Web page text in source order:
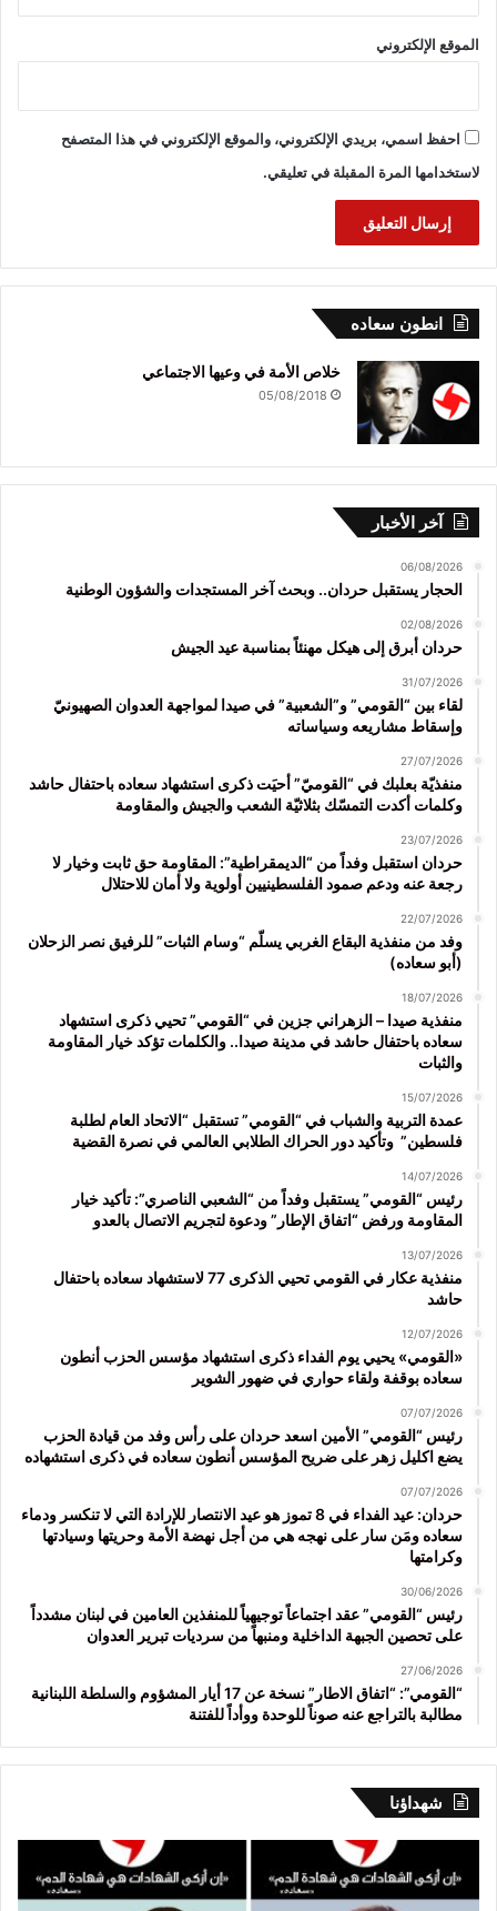
الموقع الإلكتروني
احفظ اسمي، بريدي الإلكتروني، والموقع الإلكتروني في هذا المتصفح
لاستخدامها المرة المقبلة في تعليقي.
انطون سعاده
خلاص الأمة في وعيها الاجتماعي
05/08/2018
آخر الأخبار
06/08/2026
الحجار يستقبل حردان.. وبحث آخر المستجدات والشؤون الوطنية
02/08/2026
حردان أبرق إلى هيكل مهنئاً بمناسبة عيد الجيش
31/07/2026
لقاء بين “القومي” و”الشعبية” في صيدا لمواجهة العدوان الصهيونيّ
وإسقاط مشاريعه وسياساته
27/07/2026
منفذيّة بعلبك في “القوميّ” أحيَت ذكرى استشهاد سعاده باحتفال حاشد
وكلمات أكدت التمسّك بثلاثيّة الشعب والجيش والمقاومة
23/07/2026
حردان استقبل وفداً من “الديمقراطية”: المقاومة حق ثابت وخيار لا
رجعة عنه ودعم صمود الفلسطينيين أولوية ولا أمان للاحتلال
22/07/2026
وفد من منفذية البقاع الغربي يسلّم “وسام الثبات” للرفيق نصر الزحلان
(أبو سعاده)
18/07/2026
منفذية صيدا – الزهراني جزين في “القومي” تحيي ذكرى استشهاد
سعاده باحتفال حاشد في مدينة صيدا.. والكلمات تؤكد خيار المقاومة
والثبات
15/07/2026
عمدة التربية والشباب في “القومي” تستقبل “الاتحاد العام لطلبة
فلسطين” وتأكيد دور الحراك الطلابي العالمي في نصرة القضية
14/07/2026
رئيس “القومي” يستقبل وفداً من “الشعبي الناصري”: تأكيد خيار
المقاومة ورفض “اتفاق الإطار” ودعوة لتجريم الاتصال بالعدو
13/07/2026
منفذية عكار في القومي تحيي الذكرى 77 لاستشهاد سعاده باحتفال
حاشد
12/07/2026
«القومي» يحيي يوم الفداء ذكرى استشهاد مؤسس الحزب أنطون
سعاده بوقفة ولقاء حواري في ضهور الشوير
07/07/2026
رئيس “القومي” الأمين اسعد حردان على رأس وفد من قيادة الحزب
يضع اكليل زهر على ضريح المؤسس أنطون سعاده في ذكرى استشهاده
07/07/2026
حردان: عيد الفداء في 8 تموز هو عيد الانتصار للإرادة التي لا تنكسر ودماء
سعاده ومَن سار على نهجه هي من أجل نهضة الأمة وحريتها وسيادتها
وكرامتها
30/06/2026
رئيس “القومي” عقد اجتماعاً توجيهياً للمنفذين العامين في لبنان مشدداً
على تحصين الجبهة الداخلية ومنبهاً من سرديات تبرير العدوان
27/06/2026
“القومي”: “اتفاق الاطار” نسخة عن 17 أيار المشؤوم والسلطة اللبنانية
مطالبة بالتراجع عنه صوناً للوحدة ووأداً للفتنة
شهداؤنا